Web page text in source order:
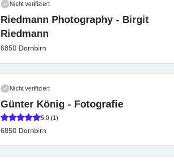
Nicht verifiziert
Riedmann Photography - Birgit
Riedmann
6850 Dornbirn
Nicht verifiziert
Günter König - Fotografie
5.0 (1)
6850 Dornbirn